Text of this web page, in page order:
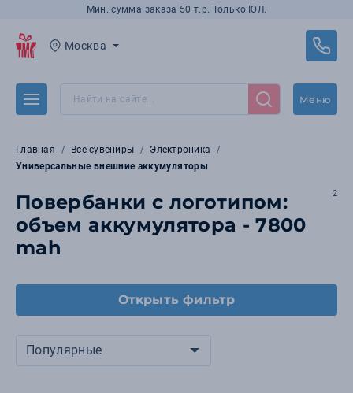
Мин. сумма заказа 50 т.р. Только ЮЛ.
Москва
Меню
Главная Все сувениры
Электроника
Универсальные внешние аккумуляторы
Повербанки с логотипом:
объем аккумулятора - 7800
mah
2
Открыть фильтр
Популярные